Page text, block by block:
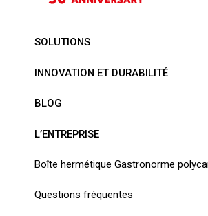
SOLUTIONS
INNOVATION ET DURABILITÉ
BLOG
L’ENTREPRISE
Boîte hermétique Gastronorme
Questions fréquentes